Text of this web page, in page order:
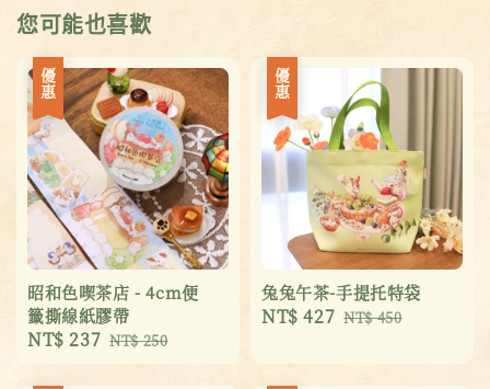
您可能也喜歡
優惠
昭和色喫茶店 - 4cm便
籤撕線紙膠帶
Sale
NT$ 237 Regular
NT$ 250
優惠
兔兔午茶-手提托特袋
Sale
NT$ 427 Regular
NT$ 450